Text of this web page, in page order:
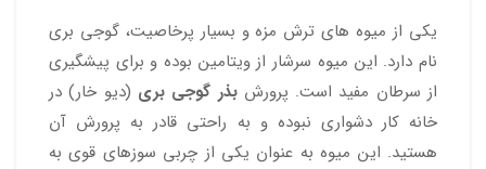
یکی از میوه های ترش مزه و بسیار پرخاصیت، گوجی بری
نام دارد. این میوه سرشار از ویتامین بوده و برای پیشگیری
از سرطان مفید است. پرورش بذر گوجی بری (دیو خار) در
خانه کار دشواری نبوده و به راحتی قادر به پرورش آن
هستید. این میوه به عنوان یکی از چربی سوزهای قوی به